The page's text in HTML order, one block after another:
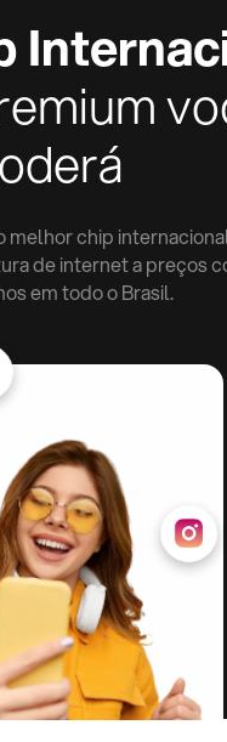
melhor chip
de internet a preços
em todo o Brasil.